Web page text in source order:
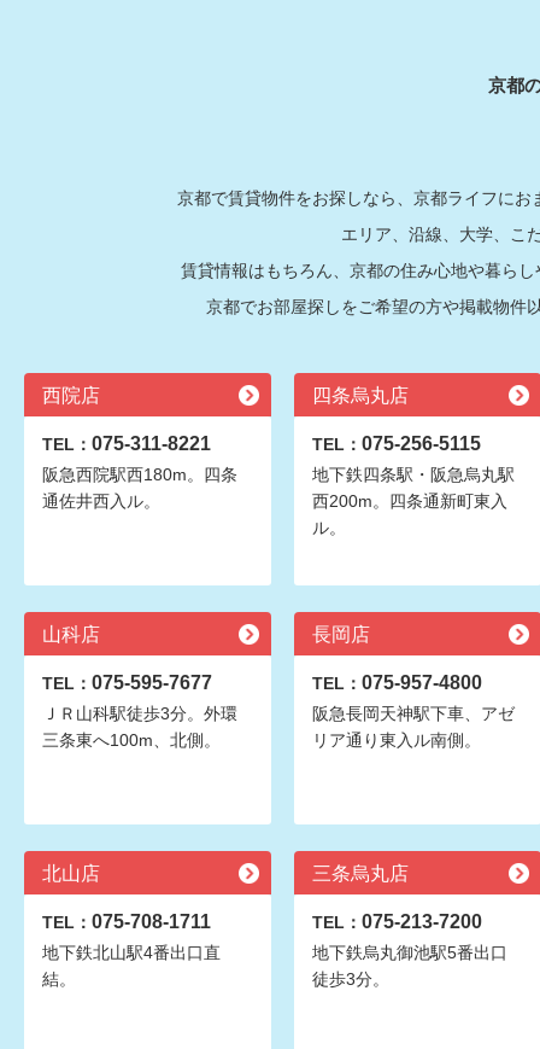
京都
京都で賃貸物件をお探しなら、京都ライフに
エリア、沿線、大学、こ
賃貸情報はもちろん、京都の住み心地や暮ら
京都でお部屋探しをご希望の方や掲載物件
西院店
TEL： 075-311-8221
阪急西院駅西180m。四条
通佐井西入ル。
四条烏丸店
TEL： 075-256-5115
地下鉄四条駅・阪急烏丸駅
西200m。四条通新町東入
ル。
山科店
TEL： 075-595-7677
ＪＲ山科駅徒歩3分。外環
三条東へ100m、北側。
長岡店
TEL： 075-957-4800
阪急長岡天神駅下車、アゼ
リア通り東入ル南側。
北山店
TEL： 075-708-1711
地下鉄北山駅4番出口直
結。
三条烏丸店
TEL： 075-213-7200
地下鉄烏丸御池駅5番出口
徒歩3分。